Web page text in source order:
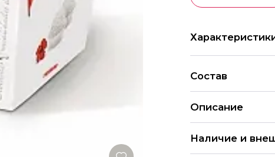
Состав
Описание
конфеты Это
Что может быть
Наличие и